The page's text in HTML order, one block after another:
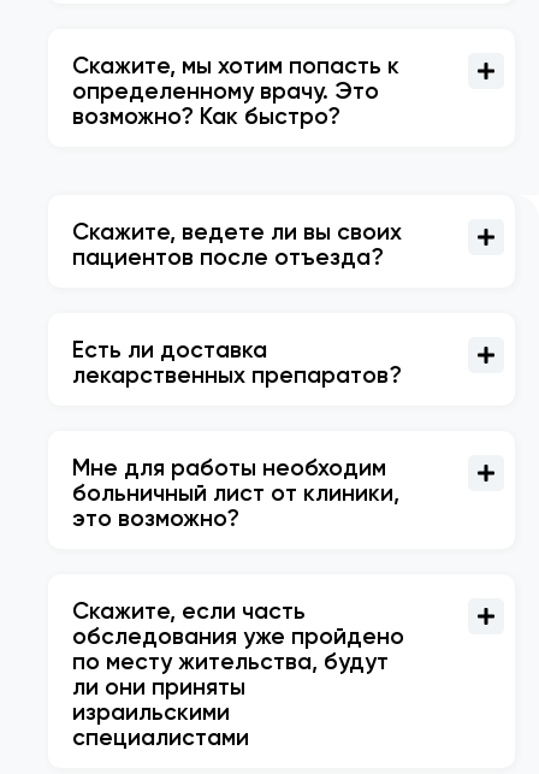
Скажите, мы хотим попасть к
определенному врачу. Это
возможно? Как быстро?
Скажите, ведете ли вы своих
пациентов после отъезда?
Есть ли доставка
лекарственных препаратов?
Мне для работы необходим
больничный лист от клиники,
это возможно?
Скажите, если часть
обследования уже пройдено
по месту жительства, будут
ли они приняты
израильскими
специалистами